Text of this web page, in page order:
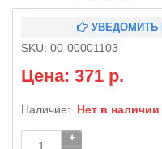
УВЕДОМИТЬ
SKU: 00-00001103
Цена: 371 р.
Наличие: Нет в наличии